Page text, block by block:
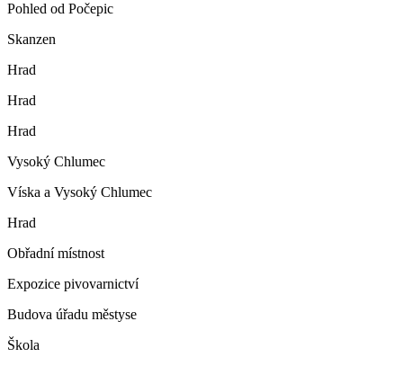
Pohled od Počepic
Skanzen
Hrad
Hrad
Hrad
Vysoký Chlumec
Víska a Vysoký Chlumec
Hrad
Obřadní místnost
Expozice pivovarnictví
Budova úřadu městyse
Škola